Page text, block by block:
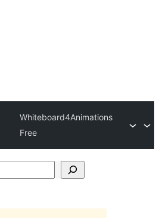
Whiteboard4Animations
Free